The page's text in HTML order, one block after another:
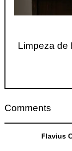
Limpeza de
Comments
Flavius